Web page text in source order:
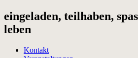
eingeladen, teilhaben,
leben
Kontakt